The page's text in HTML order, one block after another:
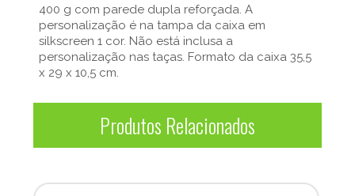
400 g com parede dupla reforçada. A
personalização é na tampa da caixa em
silkscreen 1 cor. Não está inclusa a
personalização nas taças. Formato da caixa 35,5
x 29 x 10,5 cm.
Produtos Relacionados